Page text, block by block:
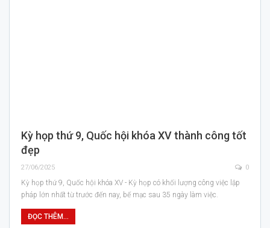
Kỳ họp thứ 9, Quốc hội khóa XV thành công tốt
đẹp
27/06/2025 0
Kỳ họp thứ 9, Quốc hội khóa XV - Kỳ họp có khối lượng công việc lập
pháp lớn nhất từ trước đến nay, bế mạc sau 35 ngày làm việc.
ĐỌC THÊM...